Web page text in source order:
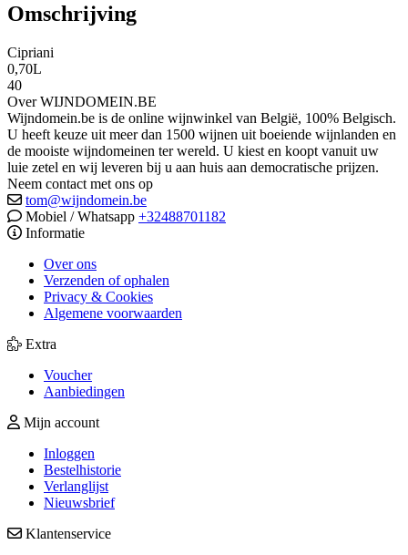
Omschrijving
Cipriani
0,70L
40
Over WIJNDOMEIN.BE
Wijndomein.be is de online wijnwinkel van België, 100% Belgisch.
U heeft keuze uit meer dan 1500 wijnen uit boeiende wijnlanden en
de mooiste wijndomeinen ter wereld. U kiest en koopt vanuit uw
luie zetel en wij leveren bij u aan huis aan democratische prijzen.
Neem contact met ons op
tom@wijndomein.be
Mobiel / Whatsapp +32488701182
Informatie
Over ons
Verzenden of ophalen
Privacy & Cookies
Algemene voorwaarden
Extra
Voucher
Aanbiedingen
Mijn account
Inloggen
Bestelhistorie
Verlanglijst
Nieuwsbrief
Klantenservice